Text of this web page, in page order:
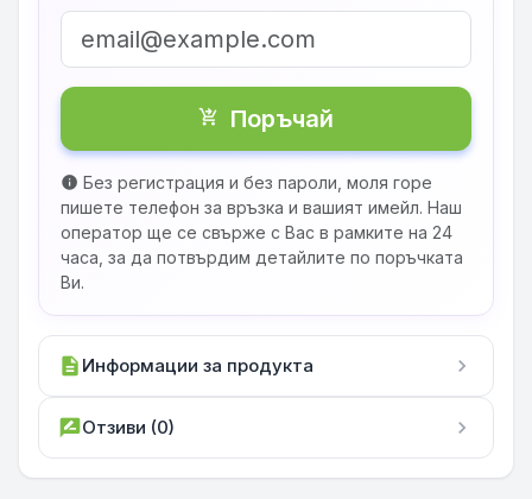
shopping_cart_checkout Поръчай
info Без регистрация и без пароли, моля горе
пишете телефон за връзка и вашият имейл. Наш
оператор ще се свърже с Вас в рамките на 24
часа, за да потвърдим детайлите по поръчката
Ви.
description Информации за продукта chevron_right
rate_reviewОтзиви (0) chevron_right